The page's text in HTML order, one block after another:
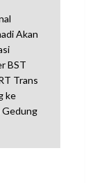
Akan
BST
Trans
ke
Gedung